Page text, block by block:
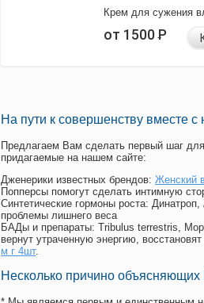
Крем для сужения
от 1500Р
На пути к совершенству вместе с
Предлагаем Вам сделать первый шаг
придагаемые на нашем сайте:
Дженерики известных брендов: Женский
Попперсы помогут сделать интимную
Синтетические гормоны роста: Динатроп,
проблемы лишнего веса
БАДы и препараты: Tribulus terrestris,
вернут утраченную энергию,
м г 4шт.
Несколько причино